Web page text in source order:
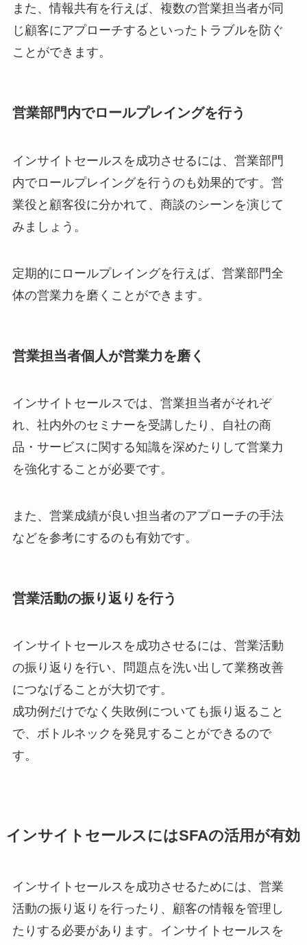
また、情報共有を行えば、複数の営業担当者が同
じ顧客にアプローチするといったトラブルを防ぐ
ことができます。
営業部門内でロールプレイングを行う
インサイトセールスを成功させるには、営業部門
内でロールプレイングを行うのも効果的です。営
業役と顧客役に分かれて、商談のシーンを演じて
みましょう。
定期的にロールプレイングを行えば、営業部門全
体の営業力を磨くことができます。
営業担当者個人が営業力を磨く
インサイトセールスでは、営業担当者がそれぞ
れ、社内外のセミナーを受講したり、自社の商
品・サービスに関する知識を深めたりして営業力
を強化することが必要です。
また、営業成績が良い担当者のアプローチの手法
などを参考にするのも有効です。
営業活動の振り返りを行う
インサイトセールスを成功させるには、営業活動
の振り返りを行い、問題点を洗い出して業務改善
につなげることが大切です。
成功例だけでなく失敗例についても振り返ること
で、ボトルネックを発見することができるので
す。
インサイトセールスにはSFAの活用が有効
インサイトセールスを成功させるためには、営業
活動の振り返りを行ったり、顧客の情報を管理し
たりする必要があります。インサイトセールスを